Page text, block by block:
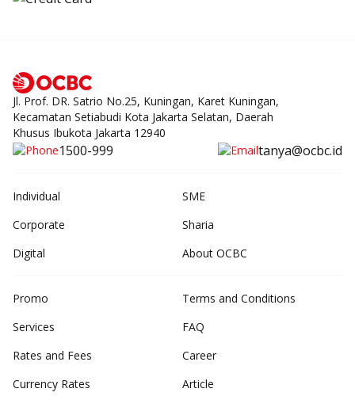
Jl. Prof. DR. Satrio No.25, Kuningan, Karet Kuningan,
Kecamatan Setiabudi Kota Jakarta Selatan, Daerah
Khusus Ibukota Jakarta 12940
1500-999 tanya@ocbc.id
Individual
SME
Corporate
Sharia
Digital
About OCBC
Promo
Services
Rates and Fees
Currency Rates
Terms and Conditions
FAQ
Career
Article